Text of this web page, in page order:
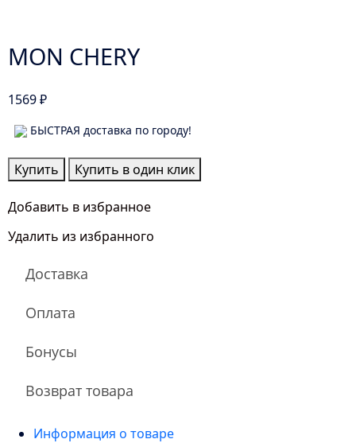
MON CHERY
1569₽
БЫСТРАЯ доставка по городу!
Количество
товара
MON
Купить Купить в один клик
Добавить в избранное
Удалить из избранного
Доставка
Оплата
Бонусы
Возврат товара
Информация о товаре